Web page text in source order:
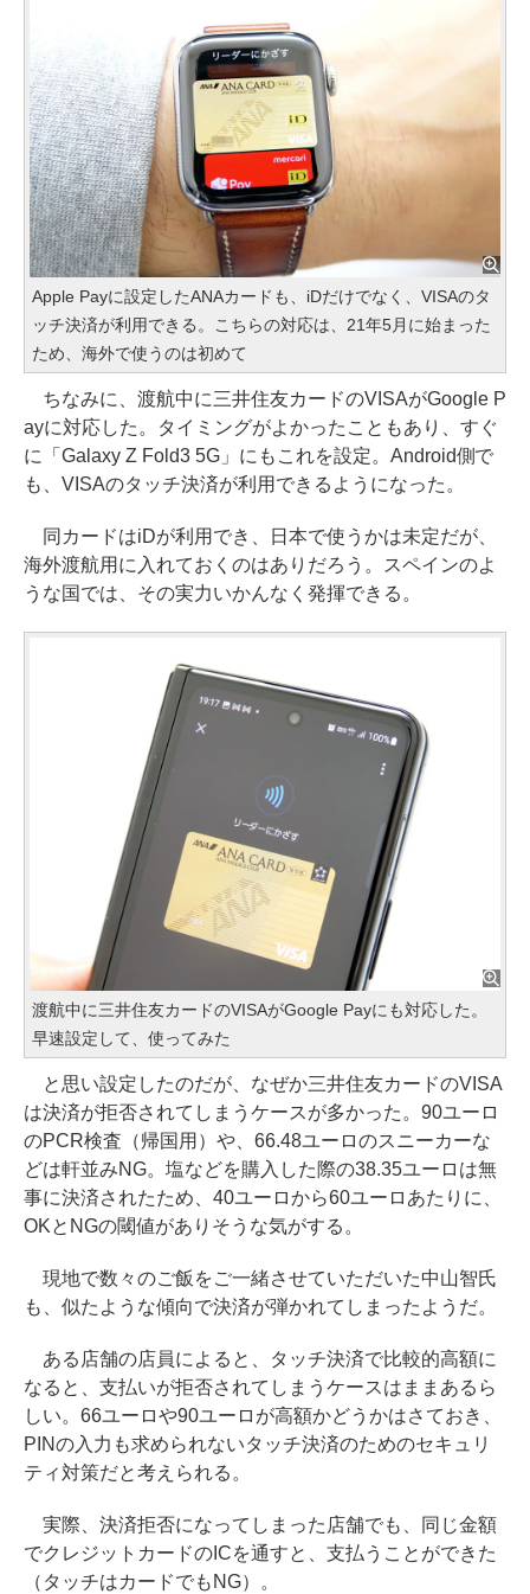
Apple Payに設定したANAカードも、iDだけでなく、VISAのタ
ッチ決済が利用できる。こちらの対応は、21年5月に始まった
ため、海外で使うのは初めて
ちなみに、渡航中に三井住友カードのVISAがGoogle P
ayに対応した。タイミングがよかったこともあり、すぐ
に「Galaxy Z Fold3 5G」にもこれを設定。Android側で
も、VISAのタッチ決済が利用できるようになった。
同カードはiDが利用でき、日本で使うかは未定だが、
海外渡航用に入れておくのはありだろう。スペインのよ
うな国では、その実力いかんなく発揮できる。
渡航中に三井住友カードのVISAがGoogle Payにも対応した。
早速設定して、使ってみた
と思い設定したのだが、なぜか三井住友カードのVISA
は決済が拒否されてしまうケースが多かった。90ユーロ
のPCR検査（帰国用）や、66.48ユーロのスニーカーな
どは軒並みNG。塩などを購入した際の38.35ユーロは無
事に決済されたため、40ユーロから60ユーロあたりに、
OKとNGの閾値がありそうな気がする。
現地で数々のご飯をご一緒させていただいた中山智氏
も、似たような傾向で決済が弾かれてしまったようだ。
ある店舗の店員によると、タッチ決済で比較的高額に
なると、支払いが拒否されてしまうケースはままあるら
しい。66ユーロや90ユーロが高額かどうかはさておき、
PINの入力も求められないタッチ決済のためのセキュリ
ティ対策だと考えられる。
実際、決済拒否になってしまった店舗でも、同じ金額
でクレジットカードのICを通すと、支払うことができた
（タッチはカードでもNG）。